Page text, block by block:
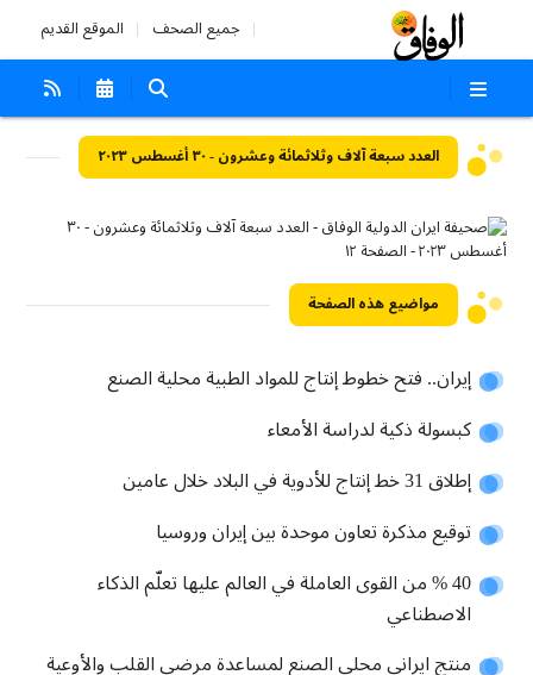
جميع الصحف الموقع القديم
العدد سبعة آلاف وثلاثمائة وعشرون - ٣٠ أغسطس ٢٠٢٣
مواضيع هذه الصفحة
إيران.. فتح خطوط إنتاج للمواد الطبية محلية الصنع
كبسولة ذكية لدراسة الأمعاء
إطلاق 31 خط إنتاج للأدوية في البلاد خلال عامين
توقيع مذكرة تعاون موحدة بين إيران وروسيا
40 % من القوى العاملة في العالم عليها تعلّم الذكاء
الاصطناعي
منتج ايراني محلي الصنع لمساعدة مرضى القلب والأوعية